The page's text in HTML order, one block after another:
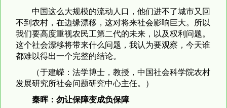
中国这么大规模的流动人口，他们进不了城市又回
不到农村，在边缘漂移，这对将来社会影响巨大。所以
我们要高度重视农民工第二代的未来，以及权利问题。
这个社会漂移将带来什么问题，我认为要观察，今天谁
都难以得出一个完整的结论。
（于建嵘：法学博士，教授，中国社会科学院农村
发展研究所社会问题研究中心主任。）
秦晖：勿让保障变成负保障